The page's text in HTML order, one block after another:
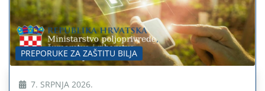
PREPORUKE ZA ZAŠTITU BILJA
7. SRPNJA 2026.